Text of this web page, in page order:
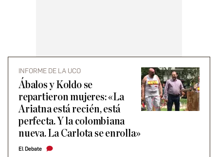
INFORME DE LA UCO
Ábalos y Koldo se
repartieron mujeres: «La
Ariatna está recién, está
perfecta. Y la colombiana
nueva. La Carlota se enrolla»
El Debate